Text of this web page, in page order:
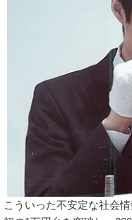
こういった不安定な社会